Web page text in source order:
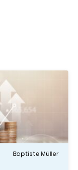
Baptiste Müller